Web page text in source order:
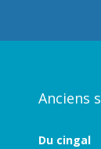
Harcourt-le-Hom
Vous avez un
Anciens
Du cingal